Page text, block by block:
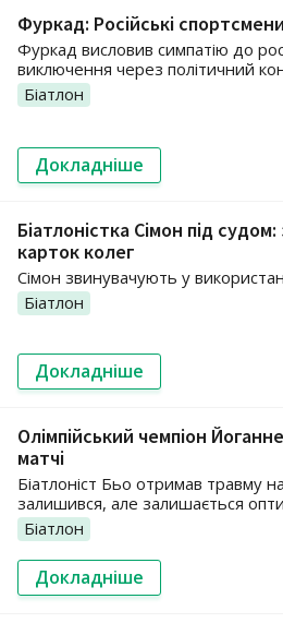
Фуркад: Російські
Фуркад висловив симпатію до
виключення через політичний
Біатлон
Докладніше
Біатлоністка Сімон під
карток колег
Сімон звинувачують у
Біатлон
Докладніше
Олімпійський чемпіон
матчі
Біатлоніст Бьо отримав травму
залишився, але залишається
Біатлон
Докладніше